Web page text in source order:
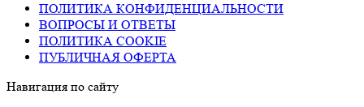
ПОЛИТИКА КОНФИДЕНЦИАЛЬНОСТИ
ВОПРОСЫ И ОТВЕТЫ
ПОЛИТИКА COOKIE
ПУБЛИЧНАЯ ОФЕРТА
Навигация по сайту